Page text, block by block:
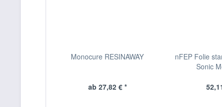
Monocure RESINAWAY
ab 27,82 € *
nFEP Folie
Sonic